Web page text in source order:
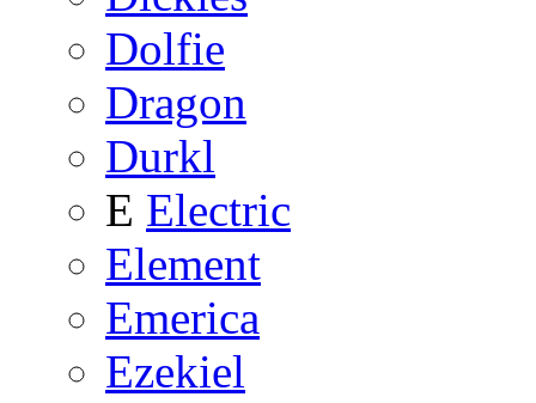
Dolfie
Dragon
Durkl
E Electric
Element
Emerica
Ezekiel